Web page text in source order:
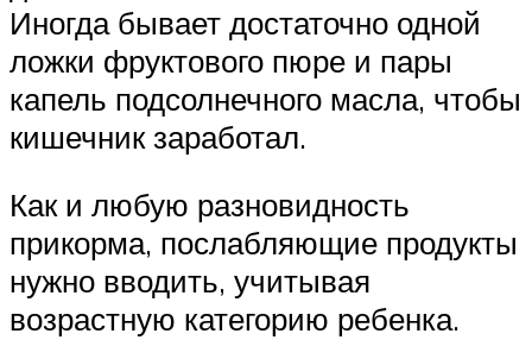
Иногда бывает достаточно одной
ложки фруктового пюре и пары
капель подсолнечного масла, чтобы
кишечник заработал.
Как и любую разновидность
прикорма, послабляющие продукты
нужно вводить, учитывая
возрастную категорию ребенка.